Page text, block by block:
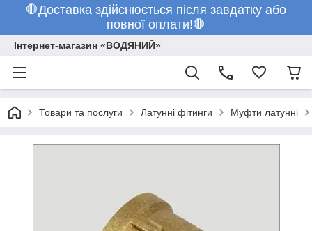
🛑Доставка здійснюється після завдатку або
повної оплати!🛑
Інтернет-магазин «ВОДЯНИЙ»
Товари та послуги Латунні фітинги Муфти латунні